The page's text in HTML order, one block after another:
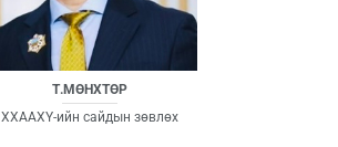
Т.МӨНХТӨР
ХХААХҮ-ийн сайдын зөвлөх